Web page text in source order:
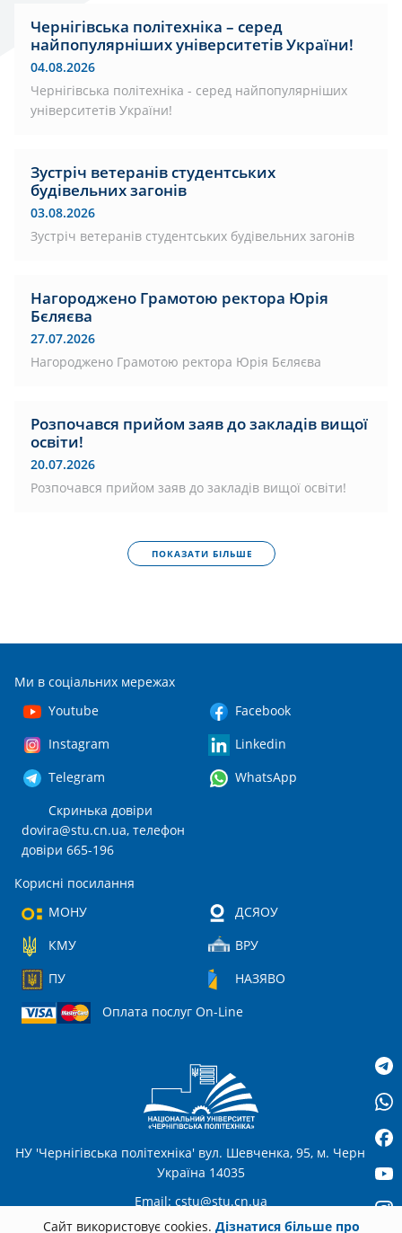
Чернігівська політехніка – серед
найпопулярніших університетів України!
04.08.2026
Чернігівська політехніка - серед найпопулярніших
університетів України!
Зустріч ветеранів студентських
будівельних загонів
03.08.2026
Зустріч ветеранів студентських будівельних загонів
Нагороджено Грамотою ректора Юрія
Бєляєва
27.07.2026
Нагороджено Грамотою ректора Юрія Бєляєва
Розпочався прийом заяв до закладів вищої
освіти!
20.07.2026
Розпочався прийом заяв до закладів вищої освіти!
ПОКАЗАТИ БІЛЬШЕ
Ми в соціальних мережах
Youtube
Facebook
Instagram
Linkedin
Telegram
WhatsApp
Скринька довіри
dovira@stu.cn.ua, телефон
довіри 665-196
Корисні посилання
МОНУ
ДСЯОУ
КМУ
ВРУ
ПУ
НАЗЯВО
Оплата послуг On-Line
НУ 'Чернігівська політехніка' вул. Шевченка, 95, м. Чернігів,
Україна 14035
Email: cstu@stu.cn.ua
Сайт використовує cookies. Дізнатися більше про